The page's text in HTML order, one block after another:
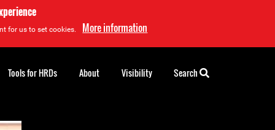
for us to set cookies. More information
Tools for HRDs About Visibility Search